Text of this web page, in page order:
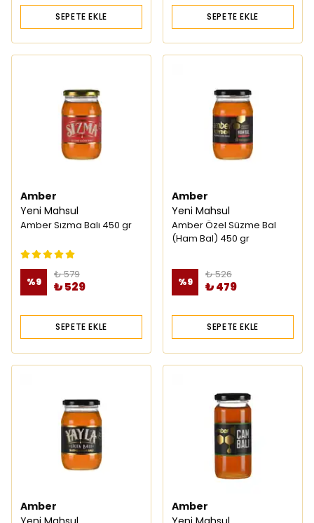
SEPETE EKLE SEPETE EKLE
Amber
Yeni Mahsul
Amber Sızma Balı 450 gr
%9
₺ 579
₺ 529
SEPETE EKLE
Amber
Yeni Mahsul
Amber Özel Süzme Bal
(Ham Bal) 450 gr
%9
₺ 526
₺ 479
SEPETE EKLE
Amber
Amber